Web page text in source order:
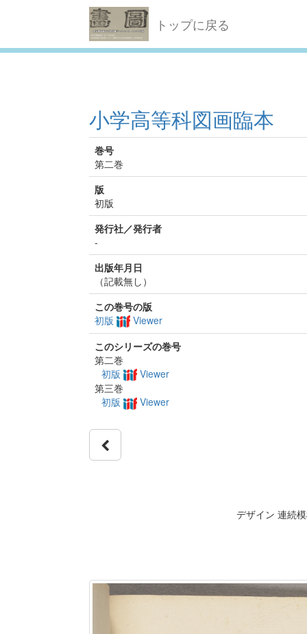
トップに戻る
小学高等科図画臨本
巻号
第二巻
版
初版
発行社／発行者
-
出版年月日
（記載無し）
この巻号の版
初版
Viewer
このシリーズの巻号
第二巻
初版
Viewer
第三巻
初版
Viewer
デザイン 連続